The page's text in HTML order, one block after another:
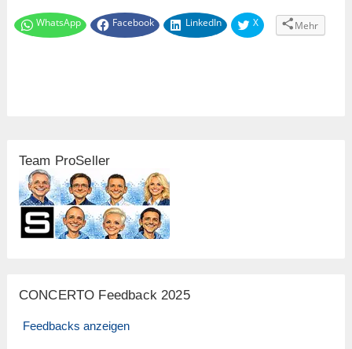
WhatsApp Facebook LinkedIn X Mehr
Team ProSeller
CONCERTO Feedback 2025
Feedbacks anzeigen